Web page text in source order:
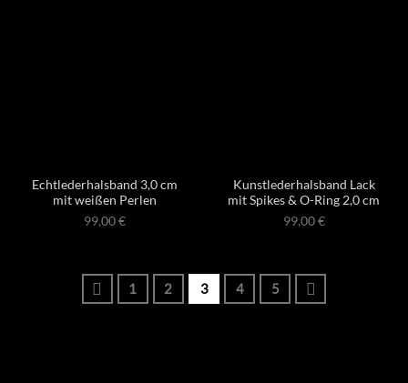
Echtlederhalsband 3,0 cm
mit weißen Perlen
99,00€
Kunstlederhalsband Lack
mit Spikes & O-Ring 2,0 cm
99,00€
1 2 3 4 5